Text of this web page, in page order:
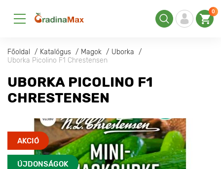
0
Főoldal Katalógus Magok
Uborka
Uborka Picolino F1 Chrestensen
UBORKA PICOLINO F1
CHRESTENSEN
AKCIÓ
ÚJDONSÁGOK